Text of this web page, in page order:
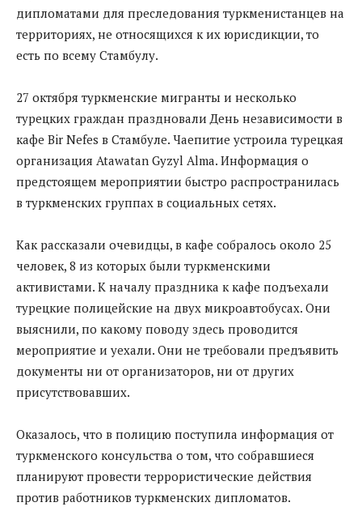
дипломатами для преследования туркменистанцев на
территориях, не относящихся к их юрисдикции, то
есть по всему Стамбулу.
27 октября туркменские мигранты и несколько
турецких граждан праздновали День независимости в
кафе Bir Nefes в Стамбуле. Чаепитие устроила турецкая
организация Atawatan Gyzyl Alma. Информация о
предстоящем мероприятии быстро распространилась
в туркменских группах в социальных сетях.
Как рассказали очевидцы, в кафе собралось около 25
человек, 8 из которых были туркменскими
активистами. К началу праздника к кафе подъехали
турецкие полицейские на двух микроавтобусах. Они
выяснили, по какому поводу здесь проводится
мероприятие и уехали. Они не требовали предъявить
документы ни от организаторов, ни от других
присутствовавших.
Оказалось, что в полицию поступила информация от
туркменского консульства о том, что собравшиеся
планируют провести террористические действия
против работников туркменских дипломатов.